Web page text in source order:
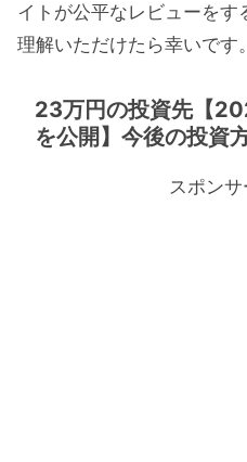
イトが公平なレビューを
理解いただけたら幸いです。
23万円の投資先【
を公開】今後の投資
スポン